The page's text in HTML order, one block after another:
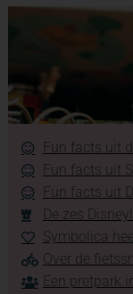
Fun facts uit
Fun facts uit
Fun facts uit
De zes
Symbolica
Over de
Een pretpark